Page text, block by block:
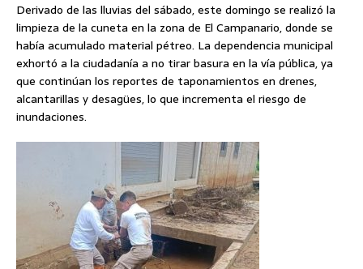
Derivado de las lluvias del sábado, este domingo se realizó la
limpieza de la cuneta en la zona de El Campanario, donde se
había acumulado material pétreo. La dependencia municipal
exhortó a la ciudadanía a no tirar basura en la vía pública, ya
que continúan los reportes de taponamientos en drenes,
alcantarillas y desagües, lo que incrementa el riesgo de
inundaciones.